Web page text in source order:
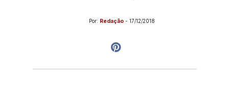
Por: Redação - 17/12/2018